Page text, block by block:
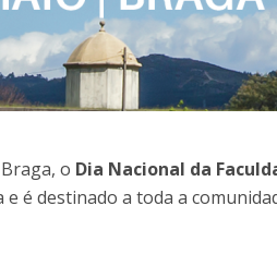
o Dia Nacional da
é destinado a toda a